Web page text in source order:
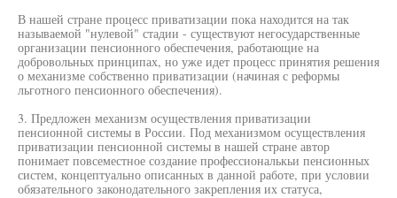
В нашей стране процесс приватизации пока находится на так
называемой "нулевой" стадии - существуют негосударственные
организации пенсионного обеспечения, работающие на
добровольных принципах, но уже идет процесс принятия решения
о механизме собственно приватизации (начиная с реформы
льготного пенсионного обеспечения).
3. Предложен механизм осуществления приватизации
пенсионной системы в России. Под механизмом осуществления
приватизации пенсионной системы в нашей стране автор
понимает повсеместное создание профессиональкьи пенсионных
систем, концептуально описанных в данной работе, при условии
обязательного законодательного закрепления их статуса,